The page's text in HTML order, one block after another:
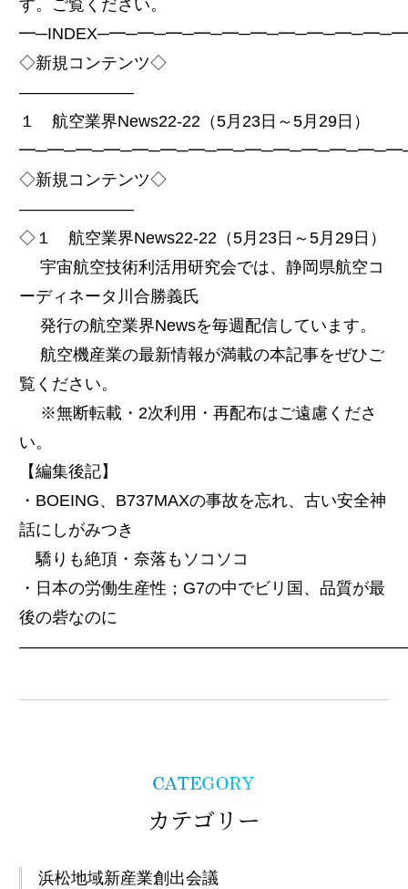
カテゴリー
浜松地域新産業創出会議
す。ご覧ください。
◇新規コンテンツ◇
———————
１ 航空業界News22-22（5月23日～5月29日）
◇新規コンテンツ◇
———————
◇１ 航空業界News22-22（5月23日～5月29日）
宇宙航空技術利活用研究会では、静岡県航空コ
ーディネータ川合勝義氏
発行の航空業界Newsを毎週配信しています。
航空機産業の最新情報が満載の本記事をぜひご
覧ください。
※無断転載・2次利用・再配布はご遠慮くださ
い。
【編集後記】
・BOEING、B737MAXの事故を忘れ、古い安全神
話にしがみつき
驕りも絶頂・奈落もソコソコ
・日本の労働生産性；G7の中でビリ国、品質が最
後の砦なのに